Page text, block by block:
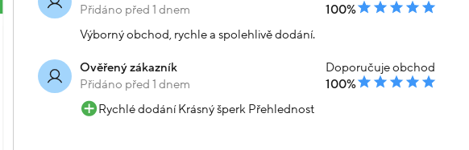
Přidáno před 1 dnem
100%
Výborný obchod, rychle a spolehlivě dodání.
Ověřený zákazník
Přidáno před 1 dnem
Doporučuje obchod
100%
Rychlé dodání Krásný šperk Přehlednost